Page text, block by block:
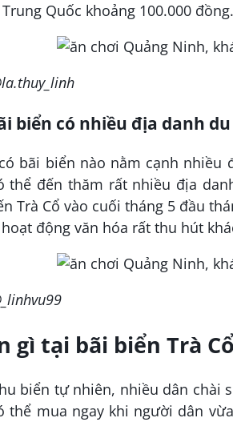
Quốc khoảng 100.000 đồng.
biển có nhiều địa danh
bãi biển nào nằm cạnh nhiều
thể đến thăm rất nhiều địa
Trà Cổ vào cuối tháng 5 đầu
động văn hóa rất thu hút
gì tại bãi biển Trà Cổ
biển tự nhiên, nhiều dân chài
thể mua ngay khi người dân